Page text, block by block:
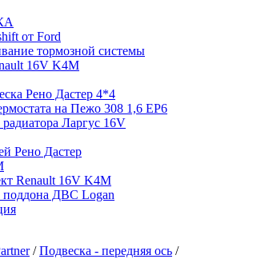
от Ford
тормозной системы
16V K4M
Рено Дастер 4*4
на Пежо 308 1,6 EP6
Ларгус 16V
Рено Дастер
Renault 16V K4M
поддона ДВС Logan
/ Подвеска - передняя ось /